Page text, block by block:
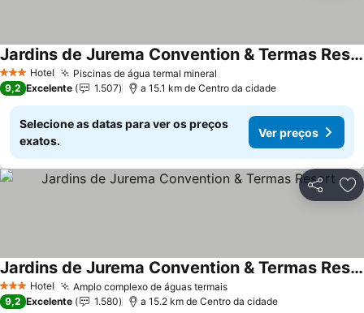
3 EstrelasHotel Piscinas de água termal mineral
Jardins de Jurema Convention & Termas Resort
9,2 Excelente 1.507 a 15.1 km de Centro da cidade
Selecione as datas para ver os preços
exatos.
Ver preços
Partilhar
3 EstrelasHotel Amplo complexo de águas termais
Jardins de Jurema Convention & Termas Resort
9,2 Excelente 1.580 a 15.2 km de Centro da cidade